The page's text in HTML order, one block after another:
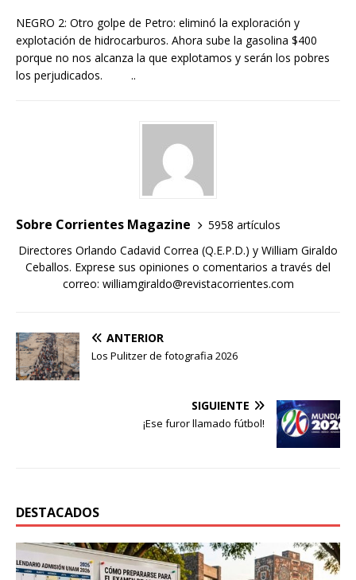
NEGRO 2: Otro golpe de Petro: eliminó la exploración y
explotación de hidrocarburos. Ahora sube la gasolina $400
porque no nos alcanza la que explotamos y serán los pobres
los perjudicados. ..
Sobre Corrientes Magazine
5958 artículos
Directores Orlando Cadavid Correa (Q.E.P.D.) y William Giraldo
Ceballos. Exprese sus opiniones o comentarios a través del
correo: williamgiraldo@revistacorrientes.com
ANTERIOR
Los Pulitzer de fotografia 2026
SIGUIENTE
¡Ese furor llamado fútbol!
DESTACADOS